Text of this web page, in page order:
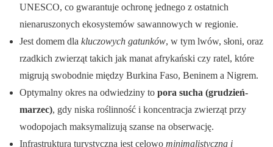
UNESCO, co gwarantuje ochronę jednego z ostatnich
nienaruszonych ekosystemów sawannowych w regionie.
Jest domem dla kluczowych gatunków, w tym lwów, słoni, oraz
rzadkich zwierząt takich jak manat afrykański czy ratel, które
migrują swobodnie między Burkina Faso, Beninem a Nigrem.
Optymalny okres na odwiedziny to pora sucha (grudzień-
marzec), gdy niska roślinność i koncentracja zwierząt przy
wodopojach maksymalizują szanse na obserwację.
Infrastruktura turystyczna jest celowo minimalistyczna i